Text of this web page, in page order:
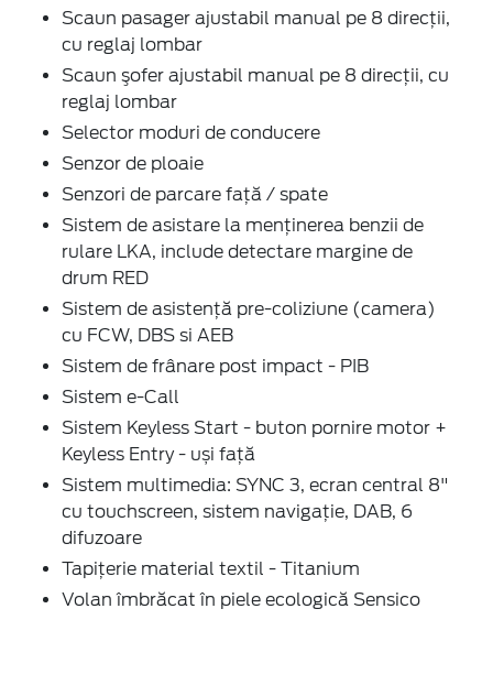
Scaun pasager ajustabil manual pe 8 direcţii,
cu reglaj lombar
Scaun şofer ajustabil manual pe 8 direcţii, cu
reglaj lombar
Selector moduri de conducere
Senzor de ploaie
Senzori de parcare faţă / spate
Sistem de asistare la menținerea benzii de
rulare LKA, include detectare margine de
drum RED
Sistem de asistenţă pre-coliziune (camera)
cu FCW, DBS si AEB
Sistem de frânare post impact - PIB
Sistem e-Call
Sistem Keyless Start - buton pornire motor +
Keyless Entry - uși față
Sistem multimedia: SYNC 3, ecran central 8"
cu touchscreen, sistem navigaţie, DAB, 6
difuzoare
Tapiţerie material textil - Titanium
Volan îmbrăcat în piele ecologică Sensico